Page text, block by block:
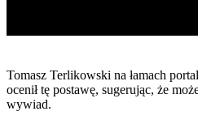
Tomasz Terlikowski na łamach
ocenił tę postawę, sugerując, że
wywiad.